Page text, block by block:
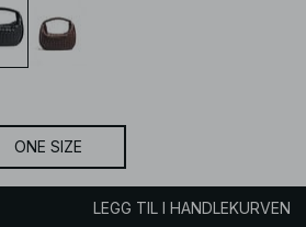
ONE SIZE
LEGG TIL I HANDLEKURVEN